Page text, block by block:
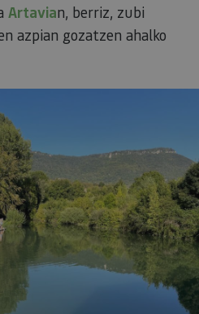
Artavian, berriz, zubi
azpian gozatzen ahalko